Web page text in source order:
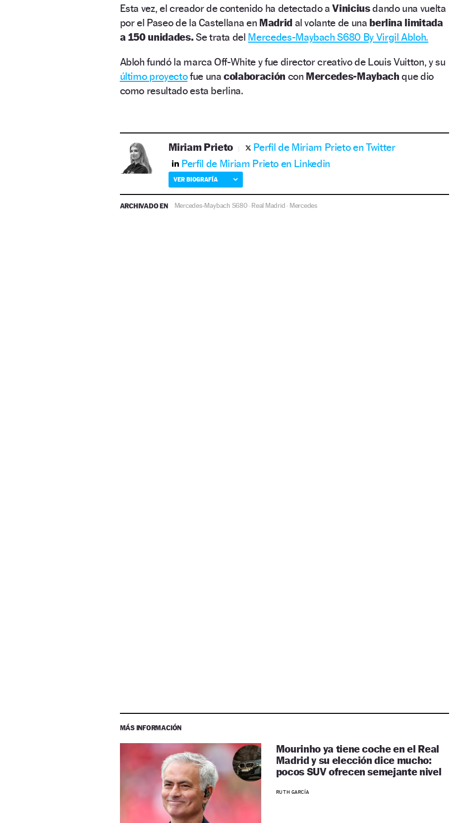
Esta vez, el creador de contenido ha detectado aViniciusdando una vuelta
por el Paseo de la Castellana en Madrid al volante de una berlina limitada
a 150 unidades. Se trata del Mercedes-Maybach S680 By Virgil Abloh.
Abloh fundó la marca Off-White y fue director creativo de Louis Vuitton, y su
último proyectofue unacolaboración con Mercedes-Maybachque dio
como resultado esta berlina.
Miriam Prieto
Perfil de Miriam Prieto en Twitter
Perfil de Miriam Prieto en Linkedin
VER BIOGRAFÍA
ARCHIVADO EN Mercedes-Maybach S680· Real Madrid · Mercedes
MÁS INFORMACIÓN
Mourinho ya tiene coche en el Real
Madrid y su elección dice mucho:
pocos SUV ofrecen semejante nivel
RUTH GARCÍA